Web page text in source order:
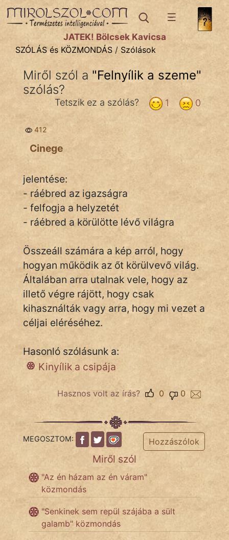
SZÓLÁS ÉS KÖZMONDÁStémák:
Bibliai
Közmondások
Szállóigék
Szóláscsoportok
Szólások
Tréfás
IRODALOM
SZÓLÁS
És
KÖZMONDÁS
ZENE
És
TÖRTÉNELEM
Népszerű szerzőink:
cinege
fantom
JÁTÉK! Bölcsek Kavicsa
SZÓLÁS és KÖZMONDÁS / Szólások
Miről szól a "Felnyílik a szeme"
szólás?
0
1
Tetszik ez a szólás?
412
Cinege
jelentése:
- ráébred az igazságra
- felfogja a helyzetét
- ráébred a körülötte lévő világra
Összeáll számára a kép arról, hogy
hogyan működik az őt körülvevő világ.
Általában arra utalnak vele, hogy az
illető végre rájött, hogy csak
kihasználták vagy arra, hogy mi vezet a
céljai eléréséhez.
Hasonló szólásunk a:
Kinyílik a csipája
Hasznos volt az írás? 0
0
MEGOSZTOM: Hozzászólok
Miről szól
"Az én házam az én váram"
közmondás
"Senkinek sem repül szájába a sült
galamb" közmondás